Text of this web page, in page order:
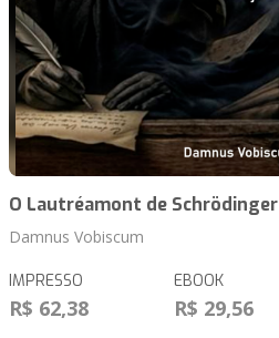
O Lautréamont de Schrödinger
Damnus Vobiscum
IMPRESSO
R$ 62,38
EBOOK
R$ 29,56